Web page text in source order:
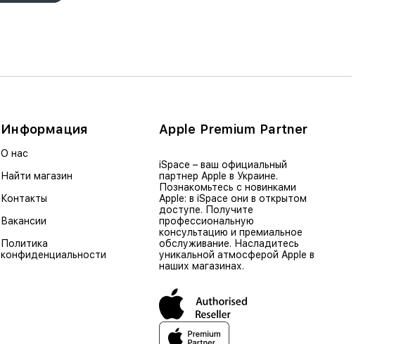
Информация
О нас
Найти магазин
Контакты
Вакансии
Политика
конфиденциальности
Apple Premium Partner
iSpace – ваш официальный
партнер Apple в Украине.
Познакомьтесь с новинками
Apple: в iSpace они в открытом
доступе. Получите
профессиональную
консультацию и премиальное
обслуживание. Насладитесь
уникальной атмосферой Apple в
наших магазинах.